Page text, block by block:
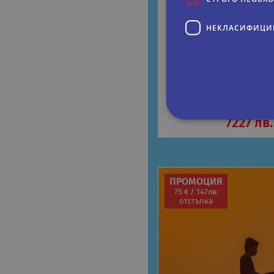
ЯПОНИЯ И ЮЖНА
На цени от:
7227 лв.
ПРОМОЦИЯ
75 € / 147лв.
отстъпка
Строго необходимите
акаунта. Уебсайтът не
Име